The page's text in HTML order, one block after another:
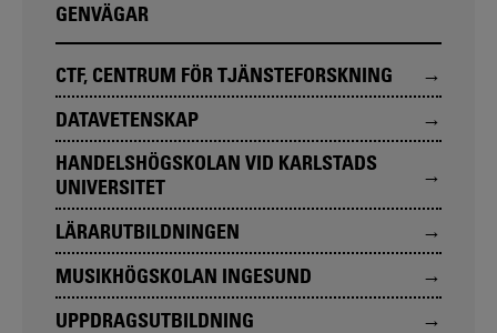
GENVÄGAR
CTF, CENTRUM FÖR TJÄNSTEFORSKNING
DATAVETENSKAP
HANDELSHÖGSKOLAN VID KARLSTADS
UNIVERSITET
LÄRARUTBILDNINGEN
MUSIKHÖGSKOLAN INGESUND
UPPDRAGSUTBILDNING